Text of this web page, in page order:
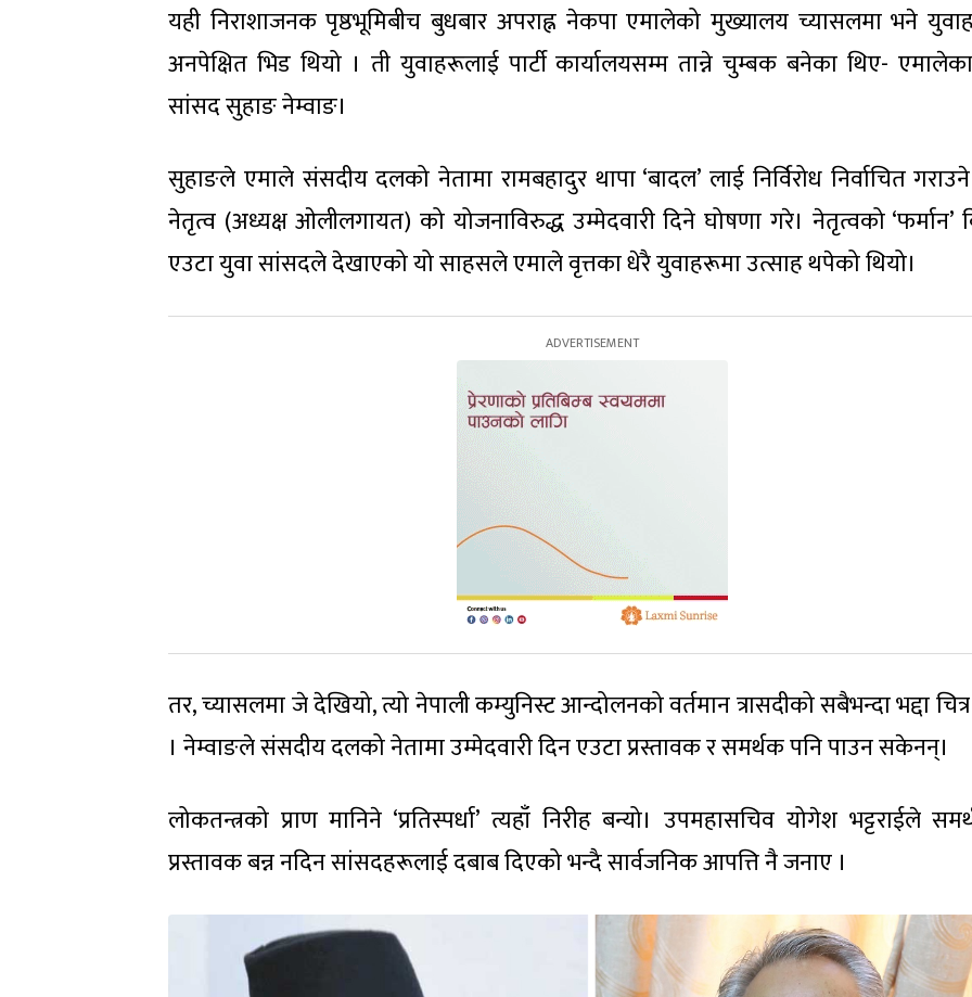
यही निराशाजनक पृष्ठभूमिबीच बुधबार अपराह्न नेकपा एमालेको मुख्यालय च्यासलमा भने
अनपेक्षित भिड थियो । ती युवाहरूलाई पार्टी कार्यालयसम्म तान्ने चुम्बक बनेका थिए-
सांसद सुहाङ नेम्वाङ।
सुहाङले एमाले संसदीय दलको नेतामा रामबहादुर थापा ‘बादल’ लाई निर्विरोध निर्वाचित गराउने
नेतृत्व (अध्यक्ष ओलीलगायत) को योजनाविरुद्ध उम्मेदवारी दिने घोषणा गरे। नेतृत्वको ‘फर्मान’
एउटा युवा सांसदले देखाएको यो साहसले एमाले वृत्तका धेरै युवाहरूमा उत्साह थपेको थियो।
तर, च्यासलमा जे देखियो, त्यो नेपाली कम्युनिस्ट आन्दोलनको वर्तमान त्रासदीको सबैभन्दा भद्दा
। नेम्वाङले संसदीय दलको नेतामा उम्मेदवारी दिन एउटा प्रस्तावक र समर्थक पनि पाउन सकेनन्।
लोकतन्त्रको प्राण मानिने ‘प्रतिस्पर्धा’ त्यहाँ निरीह बन्यो। उपमहासचिव योगेश भट्टराईले
प्रस्तावक बन्न नदिन सांसदहरूलाई दबाब दिएको भन्दै सार्वजनिक आपत्ति नै जनाए ।